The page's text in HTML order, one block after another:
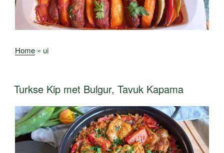
Home » ui
Turkse Kip met Bulgur, Tavuk Kapama